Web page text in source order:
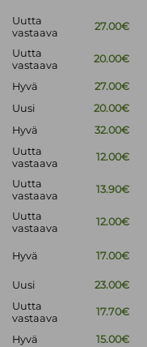
Uutta
vastaava
27.00€
Uutta
vastaava
20.00€
Hyvä
27.00€
Uusi
20.00€
Hyvä 32.00€
Uutta
vastaava
12.00€
Uutta
vastaava
13.90€
Uutta
vastaava
12.00€
Hyvä 17.00€
Uusi 23.00€
Uutta
vastaava
17.70€
Hyvä
15.00€